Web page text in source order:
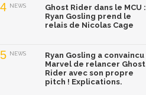
4 NEWS
Ghost Rider dans le MCU :
Ryan Gosling prend le
relais de Nicolas Cage
5 NEWS
Ryan Gosling a convaincu
Marvel de relancer Ghost
Rider avec son propre
pitch ! Explications.